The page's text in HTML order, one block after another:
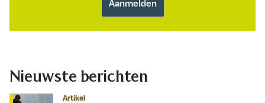
Nieuwste berichten
Artikel